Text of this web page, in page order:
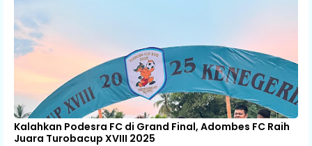
Kalahkan Podesra FC di Grand Final, Adombes FC Raih
Juara Turobacup XVIII 2025